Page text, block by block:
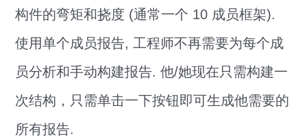
构件的弯矩和挠度 (通常一个 10 成员框架).
使用单个成员报告, 工程师不再需要为每个成
员分析和手动构建报告. 他/她现在只需构建一
次结构，只需单击一下按钮即可生成他需要的
所有报告.